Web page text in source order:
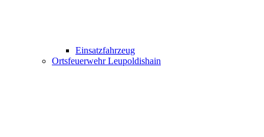
Einsatzfahrzeug
Ortsfeuerwehr Leupoldishain